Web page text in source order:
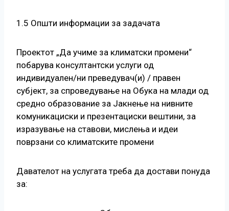
1.5 Општи информации за задачата
Проектот „Да учиме за климатски промени“
побарува консултантски услуги од
индивидуален/ни преведувач(и) / правен
субјект, за спроведување на Обука на млади од
средно образование за Јакнење на нивните
комуникациски и презентациски вештини, за
изразување на ставови, мислења и идеи
поврзани со климатските промени
Давателот на услугата треба да достави понуда
за: